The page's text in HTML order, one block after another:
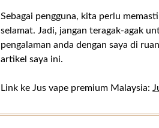
Sebagai pengguna, kita perlu
selamat. Jadi, jangan teragak-agak
pengalaman anda dengan saya di
artikel saya ini.
Link ke Jus vape premium Malaysia: